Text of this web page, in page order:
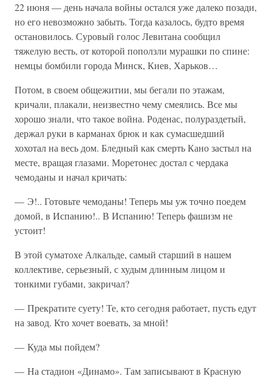
22 июня — день начала войны остался уже далеко позади,
но его невозможно забыть. Тогда казалось, будто время
остановилось. Суровый голос Левитана сообщил
тяжелую весть, от которой поползли мурашки по спине:
немцы бомбили города Минск, Киев, Харьков…
Потом, в своем общежитии, мы бегали по этажам,
кричали, плакали, неизвестно чему смеялись. Все мы
хорошо знали, что такое война. Роденас, полураздетый,
держал руки в карманах брюк и как сумасшедший
хохотал на весь дом. Бледный как смерть Кано застыл на
месте, вращая глазами. Моретонес достал с чердака
чемоданы и начал кричать:
— Э!.. Готовьте чемоданы! Теперь мы уж точно поедем
домой, в Испанию!.. В Испанию! Теперь фашизм не
устоит!
В этой суматохе Алкальде, самый старший в нашем
коллективе, серьезный, с худым длинным лицом и
тонкими губами, закричал?
— Прекратите суету! Те, кто сегодня работает, пусть едут
на завод. Кто хочет воевать, за мной!
— Куда мы пойдем?
— На стадион «Динамо». Там записывают в Красную